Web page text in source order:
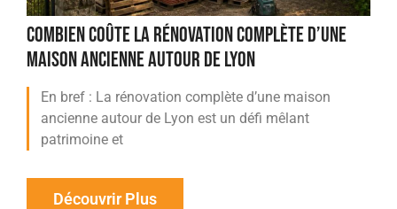
COMBIEN COÛTE LA RÉNOVATION COMPLÈTE D’UNE
MAISON ANCIENNE AUTOUR DE LYON
En bref : La rénovation complète d’une maison
ancienne autour de Lyon est un défi mêlant
patrimoine et
Découvrir Plus